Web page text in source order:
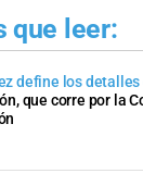
que leer:
define los
que corre por la